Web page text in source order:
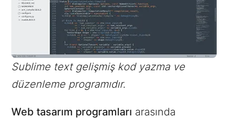
Sublime text gelişmiş kod yazma ve
düzenleme programıdır.
Web tasarım programları arasında